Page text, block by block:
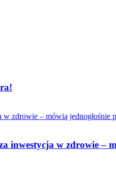
inwestycja w zdrowie –